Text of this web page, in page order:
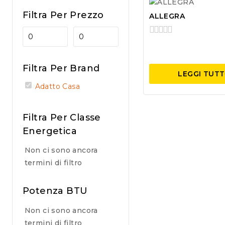
ALLEGRA
of
LEGGI
Filtra Per Prezzo
Filtra Per Brand
Adatto Casa
Filtra Per Classe
Energetica
Non ci sono ancora
termini di filtro
Potenza BTU
Non ci sono ancora
termini di filtro